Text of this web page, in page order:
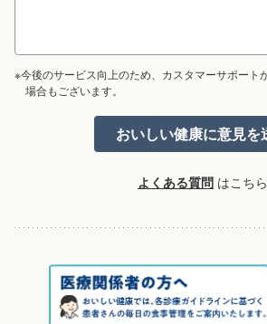
※今後のサービス向上のため、カスタマーサポート
場合もございます。
よくある質問 はこちら